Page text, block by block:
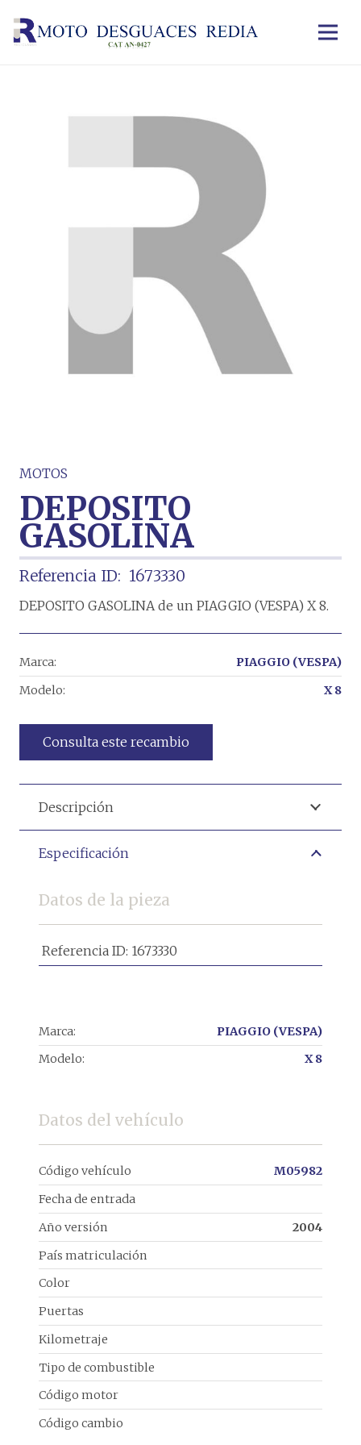
MOTOS
DEPOSITO
GASOLINA
Referencia ID: 1673330
DEPOSITO GASOLINA de un PIAGGIO (VESPA) X 8.
Consulta este recambio
Marca:
PIAGGIO (VESPA)
Modelo:
X 8
Descripción
Especificación
Datos de la pieza
Referencia ID: 1673330
Marca:
PIAGGIO (VESPA)
Modelo:
X 8
Datos del vehículo
Código vehículo
M05982
Fecha de entrada
Año versión
2004
País matriculación
Color
Puertas
Kilometraje
Tipo de combustible
Código motor
Código cambio